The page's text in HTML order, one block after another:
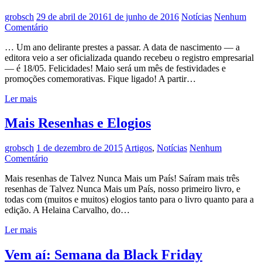
grobsch 29 de abril de 20161 de junho de 2016 Notícias Nenhum
Comentário
… Um ano delirante prestes a passar. A data de nascimento — a
editora veio a ser oficializada quando recebeu o registro empresarial
— é 18/05. Felicidades! Maio será um mês de festividades e
promoções comemorativas. Fique ligado! A partir…
Ler mais
Mais Resenhas e Elogios
grobsch 1 de dezembro de 2015 Artigos, Notícias Nenhum
Comentário
Mais resenhas de Talvez Nunca Mais um País! Saíram mais três
resenhas de Talvez Nunca Mais um País, nosso primeiro livro, e
todas com (muitos e muitos) elogios tanto para o livro quanto para a
edição. A Helaina Carvalho, do…
Ler mais
Vem aí: Semana da Black Friday